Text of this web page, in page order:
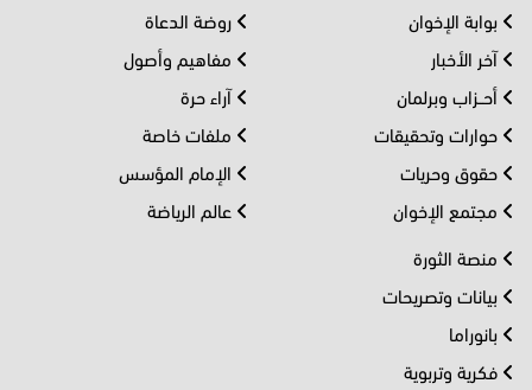
بوابة الإخوان
آخر الأخبار
أحــزاب وبرلمان
حوارات وتحقيقات
حقوق وحريات
مجتمع الإخوان
روضة الدعاة
مفاهيم وأصول
آراء حرة
ملفات خاصة
الإمام المؤسس
عالم الرياضة
منصة الثورة
بيانات وتصريحات
بانوراما
فكرية وتربوية